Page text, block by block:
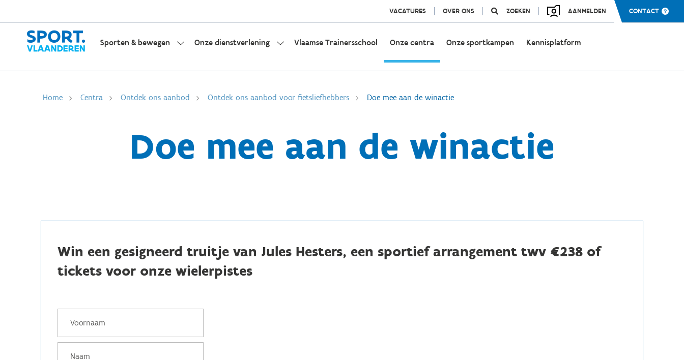
VACATURES OVER ONS ZOEKEN AANMELDEN CONTACT
Sporten & bewegen Onze dienstverlening Vlaamse Trainersschool Onze centra Onze sportkampen Kennisplatform
Home Centra Ontdek ons aanbod Ontdek ons aanbod voor fietsliefhebbers Doe mee aan de winactie
Doe mee aan de winactie
Win een gesigneerd truitje van Jules Hesters, een sportief arrangement twv €238 of
tickets voor onze wielerpistes